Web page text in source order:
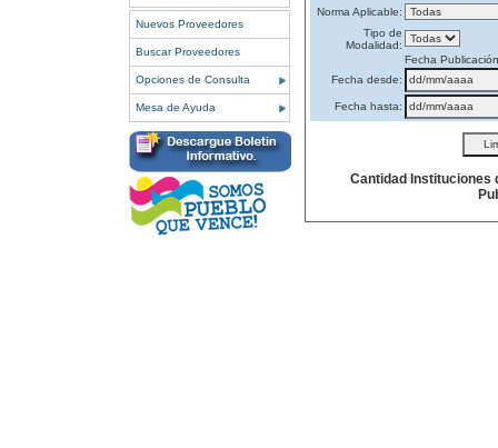
Nuevos Proveedores
Buscar Proveedores
Opciones de Consulta
Mesa de Ayuda
Norma Aplicable:
Tipo de
Modalidad:
Fecha Publicación
Fecha desde:
Fecha hasta:
Cantidad Instituciones